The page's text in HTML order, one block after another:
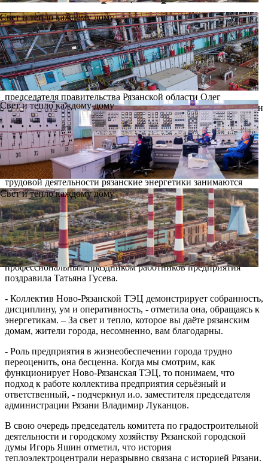
Свет и тепло каждому дому
Свет и тепло каждому дому
Свет и тепло каждому дому
В пятницу, 22 декабря, работники Ново-Рязанской ТЭЦ
отметили День энергетика. На торжественном собрании
лучшим сотрудникам предприятия за добросовестный труд и
профессионализм вручили памятные подарки, грамоты и
благодарственные письма.
Открыл торжественное мероприятие заместитель
председателя правительства Рязанской области Олег
Харивский. Обращаясь к работникам Ново-Рязанской ТЭЦ, он
отметил, что от слаженной работы коллектива предприятия
зависит функционирование промышленного сектора и
социальное благополучие рязанцев.
- Энергетика была, есть и будет базисом экономики всей
нашей страны и, конечно же, нашего региона. В течение всей
трудовой деятельности рязанские энергетики занимаются
развитием предпритятия: это и ремонтная программа,и
модернизация производства. За стабильной работой
оборудования Ново-Рязанской ТЭЦ стоит профессиональный
коллектив сотрудников, способных успешно решать
поставленные задачи, - сказал Олег Харивский.
От лица депутатов Рязанской областной думы с
профессиональным праздником работников предприятия
поздравила Татьяна Гусева.
- Коллектив Ново-Рязанской ТЭЦ демонстрирует собранность,
дисциплину, ум и оперативность, - отметила она, обращаясь к
энергетикам. – За свет и тепло, которое вы даёте рязанским
домам, жители города, несомненно, вам благодарны.
- Роль предприятия в жизнеобеспечении города трудно
переоценить, она бесценна. Когда мы смотрим, как
функционирует Ново-Рязанская ТЭЦ, то понимаем, что
подход к работе коллектива предприятия серьёзный и
ответственный, - подчеркнул и.о. заместителя председателя
администрации Рязани Владимир Луканцов.
В свою очередь председатель комитета по градостроительной
деятельности и городскому хозяйству Рязанской городской
думы Игорь Яшин отметил, что история
теплоэлектроцентрали неразрывно связана с историей Рязани.